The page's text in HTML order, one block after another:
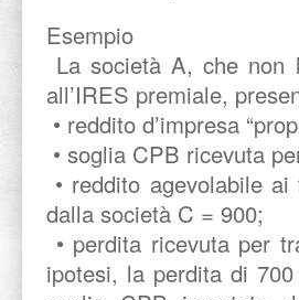
Esempio
La società A, che non
all’IRES premiale,
• reddito d’impresa
• soglia CPB ricevuta
• reddito agevolabile
dalla società C = 900;
• perdita ricevuta per
ipotesi, la perdita di